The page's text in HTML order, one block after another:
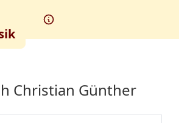
Christian Günther